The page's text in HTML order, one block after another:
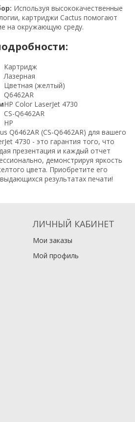
Используя высококачественные
картриджи Cactus помогают
на окружающую среду.
Картридж
Лазерная
Цветная (желтый)
Q6462AR
HP Color LaserJet 4730
CS-Q6462AR
HP
Q6462AR (CS-Q6462AR) для вашего
4730 - это гарантия того, что
презентация и каждый отчет
демонстрируя яркость
цвета. Приобретите его
результатах печати!
ЛИЧНЫЙ КАБИНЕТ
Мои заказы
Мой профиль